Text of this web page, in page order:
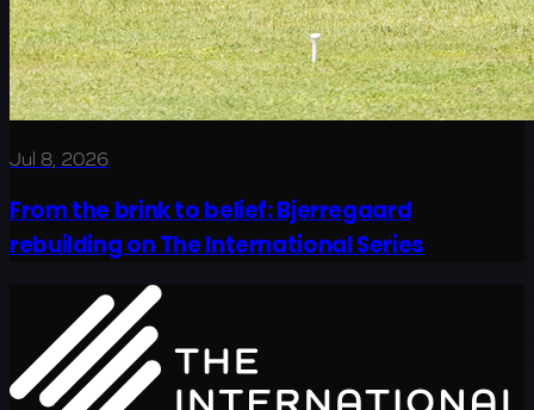
Jul 8, 2026
From the brink to belief: Bjerregaard
rebuilding on The International Series